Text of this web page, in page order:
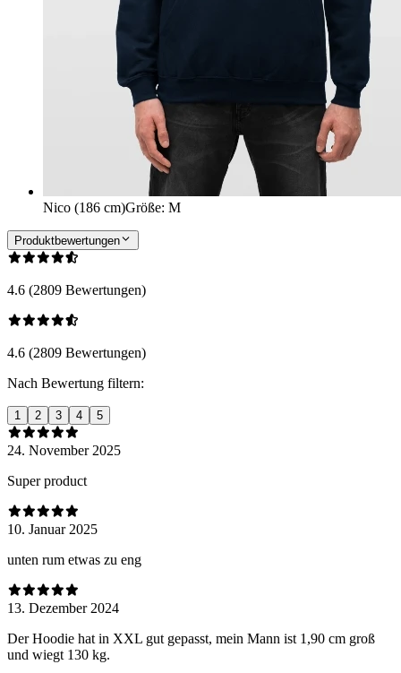
Nico (186 cm)Größe: M
Produktbewertungen
4.6 (2809 Bewertungen)
4.6 (2809 Bewertungen)
Nach Bewertung filtern:
1 2 3 4 5
24. November 2025
Super product
10. Januar 2025
unten rum etwas zu eng
13. Dezember 2024
Der Hoodie hat in XXL gut gepasst, mein Mann ist 1,90 cm groß
und wiegt 130 kg.